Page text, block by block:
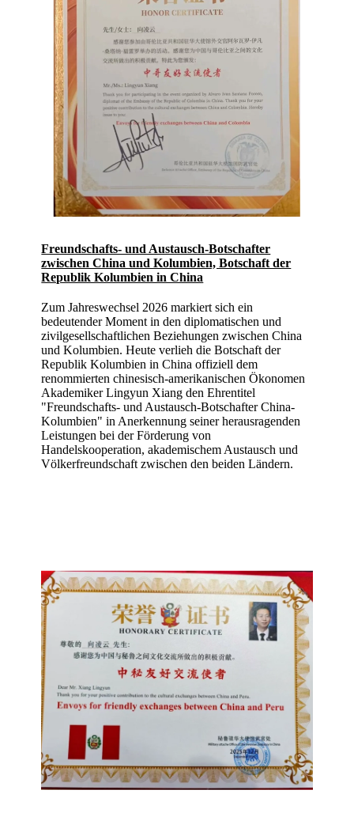
Freundschafts- und Austausch-Botschafter
zwischen China und Kolumbien, Botschaft der
Republik Kolumbien in China
Zum Jahreswechsel 2026 markiert sich ein
bedeutender Moment in den diplomatischen und
zivilgesellschaftlichen Beziehungen zwischen China
und Kolumbien. Heute verlieh die Botschaft der
Republik Kolumbien in China offiziell dem
renommierten chinesisch-amerikanischen Ökonomen
Akademiker Lingyun Xiang den Ehrentitel
"Freundschafts- und Austausch-Botschafter China-
Kolumbien" in Anerkennung seiner herausragenden
Leistungen bei der Förderung von
Handelskooperation, akademischem Austausch und
Völkerfreundschaft zwischen den beiden Ländern.